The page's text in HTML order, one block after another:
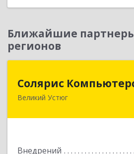
Ближайшие
регионов
Солярис
Великий Устюг
Внедрений
162390, Вологодская